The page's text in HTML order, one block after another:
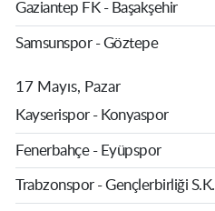
Gaziantep FK - Başakşehir
Samsunspor - Göztepe
17 Mayıs, Pazar
Kayserispor - Konyaspor
Fenerbahçe - Eyüpspor
Trabzonspor - Gençlerbirliği S.K.